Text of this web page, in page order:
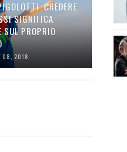
CREDERE
SIGNIFICA
SUL PROPRIO
08, 2018